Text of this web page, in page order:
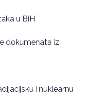
u BiH
dokumenata iz
i nuklearnu